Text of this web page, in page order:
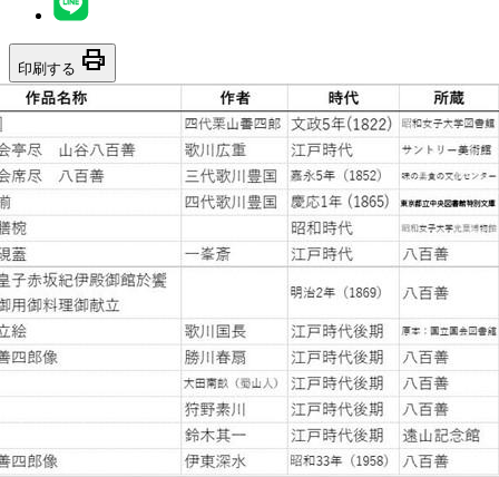
印刷する print